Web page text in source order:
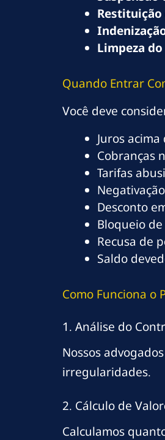
Limpeza
Quando Entrar
Você deve
Juros
Cobranças
Tarifas
Desconto
Bloqueio
Recusa de
Saldo
Como Funciona o
1. Análise do
Nossos
irregularidades.
2. Cálculo de
Calculamos